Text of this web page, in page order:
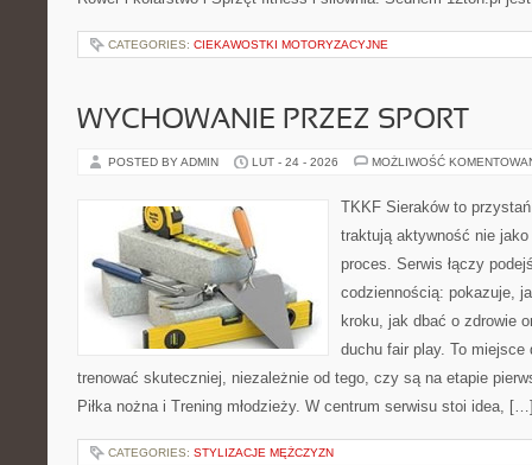
CATEGORIES: CIEKAWOSTKI MOTORYZACYJNE
WYCHOWANIE PRZEZ SPORT
POSTED BY ADMIN LUT - 24 - 2026 MOŻLIWOŚĆ
TKKF Sieraków to
traktują aktywność nie
proces. Serwis łączy
codziennością: pokazuje,
kroku, jak dbać o zdrowie
duchu fair play. To
trenować skuteczniej, niezależnie od tego, czy są na etapie
Piłka nożna i Trening młodzieży. W centrum serwisu stoi idea,
CATEGORIES: STYLIZACJE MĘŻCZYZN